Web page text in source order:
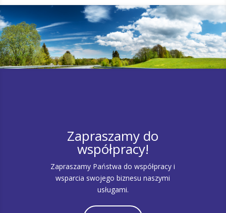
Zapraszamy do
współpracy!
Zapraszamy Państwa do współpracy i
wsparcia swojego biznesu naszymi
usługami.